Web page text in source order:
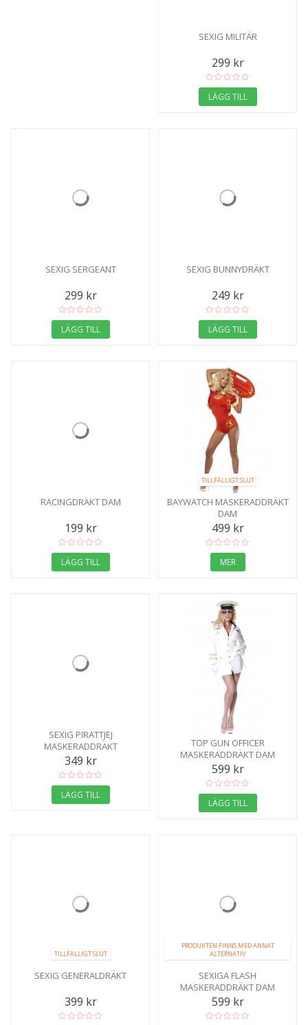
SEXIG MILITÄR
299 kr
LÄGG TILL
SEXIG SERGEANT
299 kr
LÄGG TILL
SEXIG BUNNYDRÄKT
249 kr
LÄGG TILL
RACINGDRÄKT DAM
199 kr
LÄGG TILL
TILLFÄLLIGT SLUT
BAYWATCH MASKERADDRÄKT
DAM
499 kr
MER
SEXIG PIRATTJEJ
MASKERADDRÄKT
349 kr
LÄGG TILL
TOP GUN OFFICER
MASKERADDRÄKT DAM
599 kr
LÄGG TILL
TILLFÄLLIGT SLUT
SEXIG GENERALDRÄKT
399 kr
PRODUKTEN FINNS MED ANNAT
ALTERNATIV
SEXIGA FLASH
MASKERADDRÄKT DAM
599 kr